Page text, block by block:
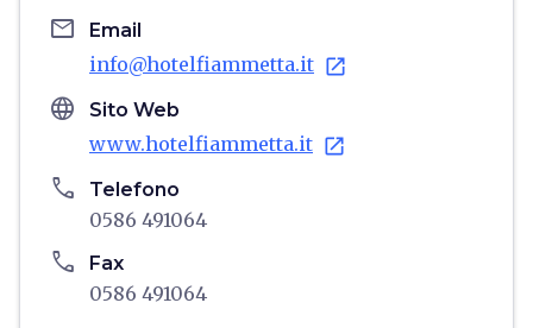
email Email
info@hotelfiammetta.it open_in_new
language Sito Web
www.hotelfiammetta.it open_in_new
phone Telefono
0586 491064
phone Fax
0586 491064